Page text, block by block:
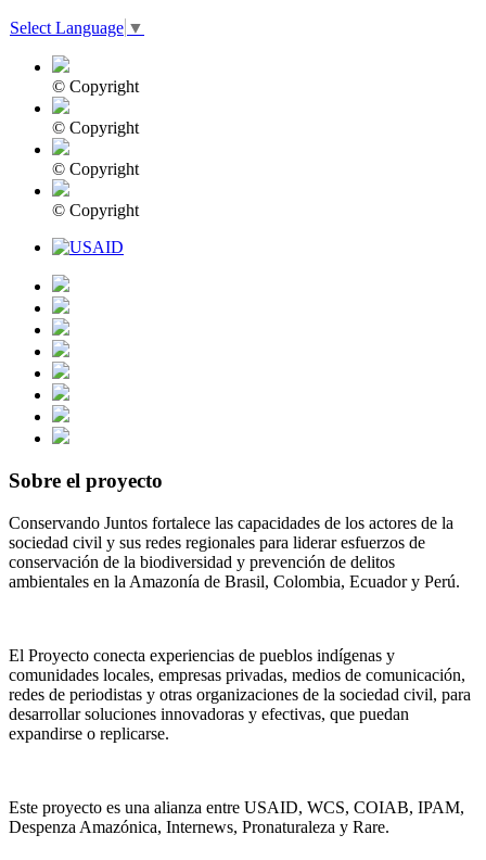
Select Language ▼
© Copyright
© Copyright
© Copyright
© Copyright
Sobre el proyecto
Conservando Juntos fortalece las capacidades de los actores de la
sociedad civil y sus redes regionales para liderar esfuerzos de
conservación de la biodiversidad y prevención de delitos
ambientales en la Amazonía de Brasil, Colombia, Ecuador y Perú.
El Proyecto conecta experiencias de pueblos indígenas y
comunidades locales, empresas privadas, medios de comunicación,
redes de periodistas y otras organizaciones de la sociedad civil, para
desarrollar soluciones innovadoras y efectivas, que puedan
expandirse o replicarse.
Este proyecto es una alianza entre USAID, WCS, COIAB, IPAM,
Despenza Amazónica, Internews, Pronaturaleza y Rare.